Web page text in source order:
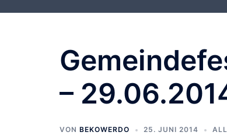
–
VON BEKOWERDO 25. JUNI 2014